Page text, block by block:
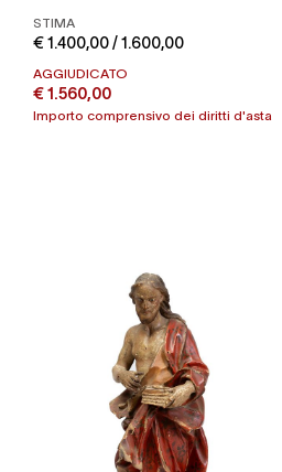
STIMA
€ 1.400,00 / 1.600,00
AGGIUDICATO
€ 1.560,00
Importo comprensivo dei diritti d'asta